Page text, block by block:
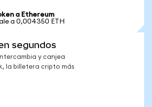
a Ethereum
a 0,004350 ETH
segundos
y canjea
la billetera cripto más